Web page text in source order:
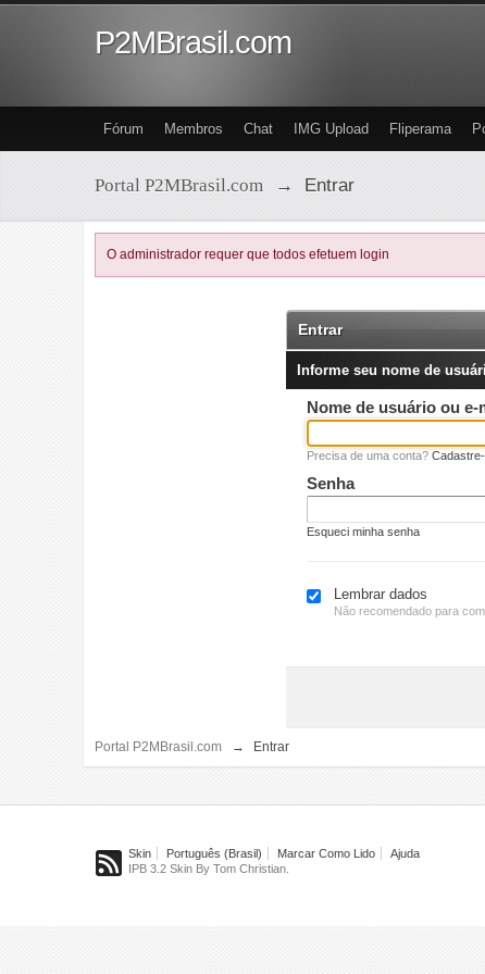
P2MBrasil.com
Fórum Membros Chat IMG Upload Fliperama
Portal P2MBrasil.com → Entrar
O administrador requer que todos efetuem login
Entrar
Informe seu nome de
Nome de usuário ou e-
Precisa de uma conta?
Senha
Esqueci minha senha
Lembrar dados
Não recomendado para
Portal P2MBrasil.com → Entrar
Skin Português (Brasil) Marcar Como Lido
Ajuda
IPB 3.2 Skin By Tom Christian.